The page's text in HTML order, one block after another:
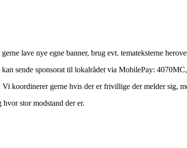
lave nye egne banner, brug evt. temateksterne
sende sponsorat til lokalrådet via MobilePay:
koordinerer gerne hvis der er frivillige der melder sig,
stor modstand der er.